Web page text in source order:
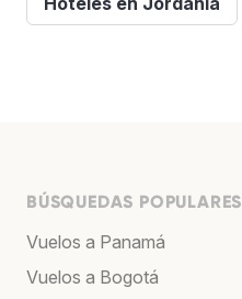
BÚSQUEDAS POPULARES
Vuelos a Panamá
Vuelos a Bogotá